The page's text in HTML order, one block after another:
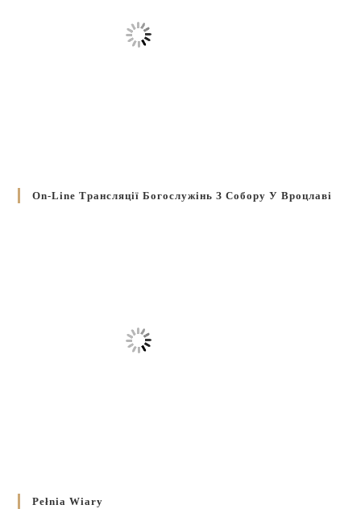
On-Line Трансляції Богослужінь З Собору У Вроцлаві
Pełnia Wiary